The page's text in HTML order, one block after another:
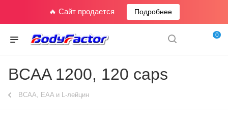
🔥 Сайт продается Подробнее
0
BCAA 1200, 120 caps
BCAA, EAA и L-лейцин